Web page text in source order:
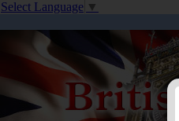
Select Language ▼